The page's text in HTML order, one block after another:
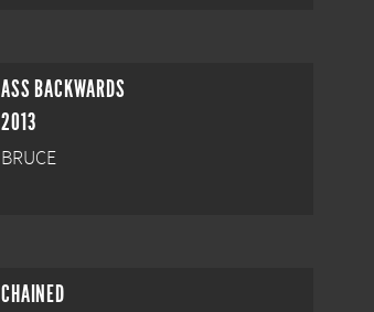
ASS BACKWARDS
2013
BRUCE
CHAINED